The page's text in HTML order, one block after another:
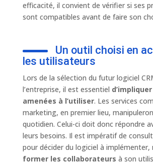
efficacité, il convient de vérifier si ses
sont compatibles avant de faire son
Un outil choisi en
les utilisateurs
Lors de la sélection du futur logiciel
l’entreprise, il est essentiel
amenées à l’utiliser. Les services
marketing, en premier lieu,
quotidien. Celui-ci doit donc répondre
leurs besoins. Il est impératif de
pour décider du logiciel à implémenter,
former les collaborateurs à son